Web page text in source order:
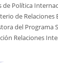
de Política
de Relaciones
del Programa
Relaciones